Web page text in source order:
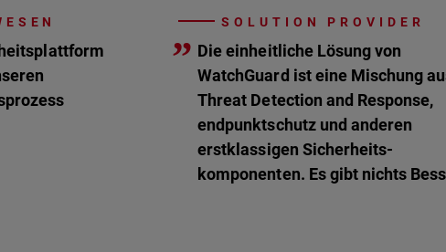
SOLUTION PROVIDER
” Die einheitliche Lösung von
WatchGuard ist eine Mischung
Threat Detection and Response,
endpunktschutz und anderen
erstklassigen Sicherheits-
komponenten. Es gibt nichts